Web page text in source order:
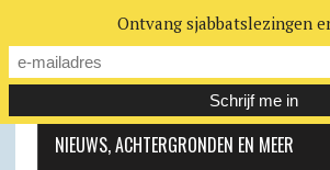
MESSIAANSE GEMEENTE
NIEUWS, ACHTERGRONDEN EN MEER
Ontvang sjabbatslezingen